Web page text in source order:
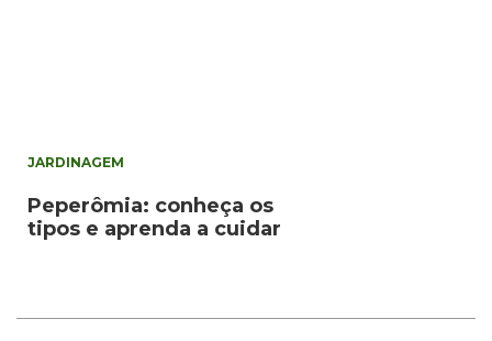
JARDINAGEM
Peperômia: conheça os
tipos e aprenda a cuidar